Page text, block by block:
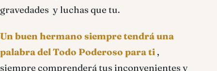
gravedades y luchas que tu.
Un buen hermano siempre tendrá una
palabra del Todo Poderoso para ti ,
siempre comprenderá tus inconvenientes y